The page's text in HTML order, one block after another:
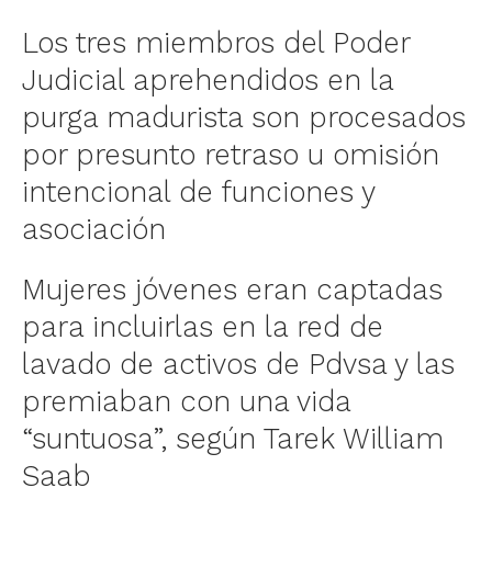
Los tres miembros del Poder
Judicial aprehendidos en la
purga madurista son procesados
por presunto retraso u omisión
intencional de funciones y
asociación
Mujeres jóvenes eran captadas
para incluirlas en la red de
lavado de activos de Pdvsa y las
premiaban con una vida
“suntuosa”, según Tarek William
Saab